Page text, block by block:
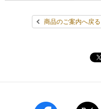
行政サービス
データで見るセブン‐イレブン
報告書ライブラリー
ภาษาไทย(บริการ)商品のご案内へ戻る